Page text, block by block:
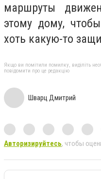
маршруты
этому дому,
хоть какую-то
Якщо ви помітили помилку, виділіть
повідомити про це редакцію
Шварц Дмитрий
Авторизируйтесь, чтобы